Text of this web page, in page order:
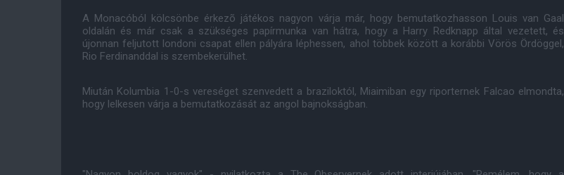
A Monacóból kölcsönbe érkezõ játékos nagyon várja már, hogy bemutatkozhasson Louis van Gaal
oldalán és már csak a szükséges papírmunka van hátra, hogy a Harry Redknapp által vezetett, és
újonnan feljutott londoni csapat ellen pályára léphessen, ahol többek között a korábbi Vörös Ördöggel,
Rio Ferdinanddal is szembekerülhet.
Miután Kolumbia 1-0-s vereséget szenvedett a braziloktól, Miaimiban egy riporternek Falcao elmondta,
hogy lelkesen várja a bemutatkozását az angol bajnokságban.